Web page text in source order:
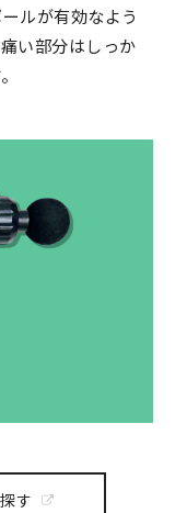
ルが有効なよう
い部分はしっか
す